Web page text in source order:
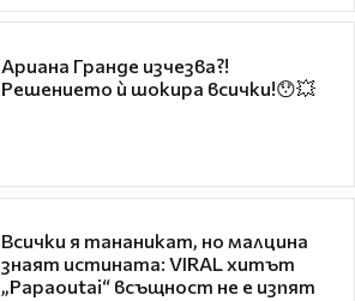
Ариана Гранде изчезва?!
Решението ѝ шокира всички!😯💥
Всички я тананикат, но малцина
знаят истината: VIRAL хитът
„Papaoutai“ всъщност не е изпят